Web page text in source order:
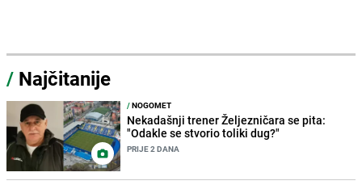
/ Najčitanije
/NOGOMET
Nekadašnji trener Željezničara se pita:
"Odakle se stvorio toliki dug?"
PRIJE 2 DANA